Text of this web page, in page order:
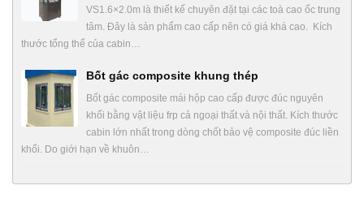
VS1.6×2.0m là thiết kế chuyên đặt tại các toà cao ốc trung
tâm. Đây là sản phẩm cao cấp nên có giá khá cao. Kích
thước tổng thể của cabin…
Bốt gác composite khung thép
Bốt gác composite mái hộp cao cấp được đúc nguyên
khối bằng vật liệu frp cả ngoại thất và nội thất. Kích thước
cabin lớn nhất trong dòng chốt bảo vệ composite đúc liền
khối. Do giới hạn về khuôn…